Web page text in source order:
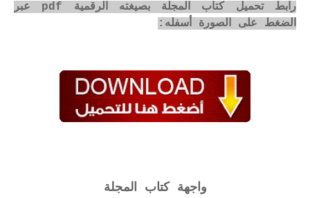
رابط تحميل كتاب المجلة بصيغته الرقمية pdf عبر
الضغط على الصورة أسفله:
واجهة كتاب المجلة